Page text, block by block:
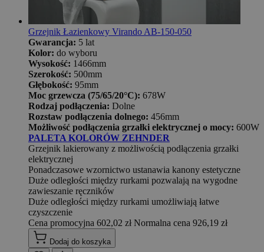
Grzejnik Łazienkowy Virando AB-150-050
Gwarancja: 5 lat
Kolor: do wyboru
Wysokość: 1466mm
Szerokość: 500mm
Głębokość: 95mm
Moc grzewcza (75/65/20°C): 678W
Rodzaj podłączenia: Dolne
Rozstaw podłączenia dolnego: 456mm
Możliwość podłączenia grzałki elektrycznej o mocy: 600W
PALETA KOLORÓW ZEHNDER
Grzejnik lakierowany z możliwością podłączenia grzałki
elektrycznej
Ponadczasowe wzornictwo ustanawia kanony estetyczne
Duże odległości między rurkami pozwalają na wygodne
zawieszanie ręczników
Duże odległości między rurkami umożliwiają łatwe
czyszczenie
Cena promocyjna 602,02 zł Normalna cena 926,19 zł
Dodaj do koszyka